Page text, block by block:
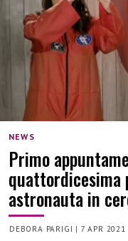
NEWS
Primo
quattordicesima
astronauta in
DEBORA PARIGI | 7 APR 2021